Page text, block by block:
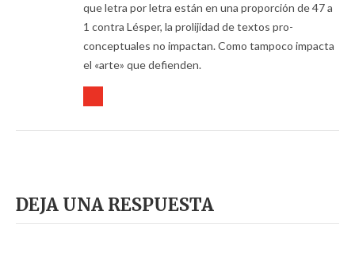
que letra por letra están en una proporción de 47 a
1 contra Lésper, la prolijidad de textos pro-
conceptuales no impactan. Como tampoco impacta
el «arte» que defienden.
DEJA UNA RESPUESTA